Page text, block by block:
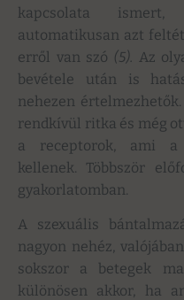
kapcsolata
automatikusan azt
erről van szó (5).
Az
bevétele után is
nehezen
rendkívül ritka és még
a receptorok, ami a
kellenek. Többször
gyakorlatomban.
A szexuális
nagyon nehéz,
sokszor a betegek
különösen akkor, ha